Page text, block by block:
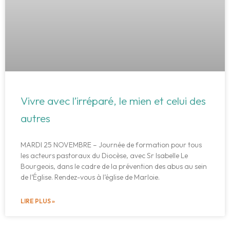
Vivre avec l’irréparé, le mien et celui des
autres
MARDI 25 NOVEMBRE – Journée de formation pour tous
les acteurs pastoraux du Diocèse, avec Sr Isabelle Le
Bourgeois, dans le cadre de la prévention des abus au sein
de l’Église. Rendez-vous à l’église de Marloie.
LIRE PLUS »